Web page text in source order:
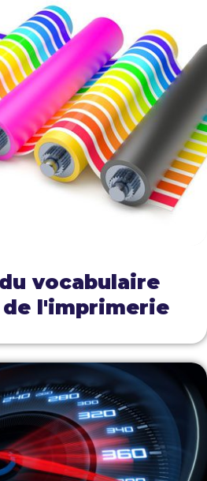
vocabulaire
l'imprimerie